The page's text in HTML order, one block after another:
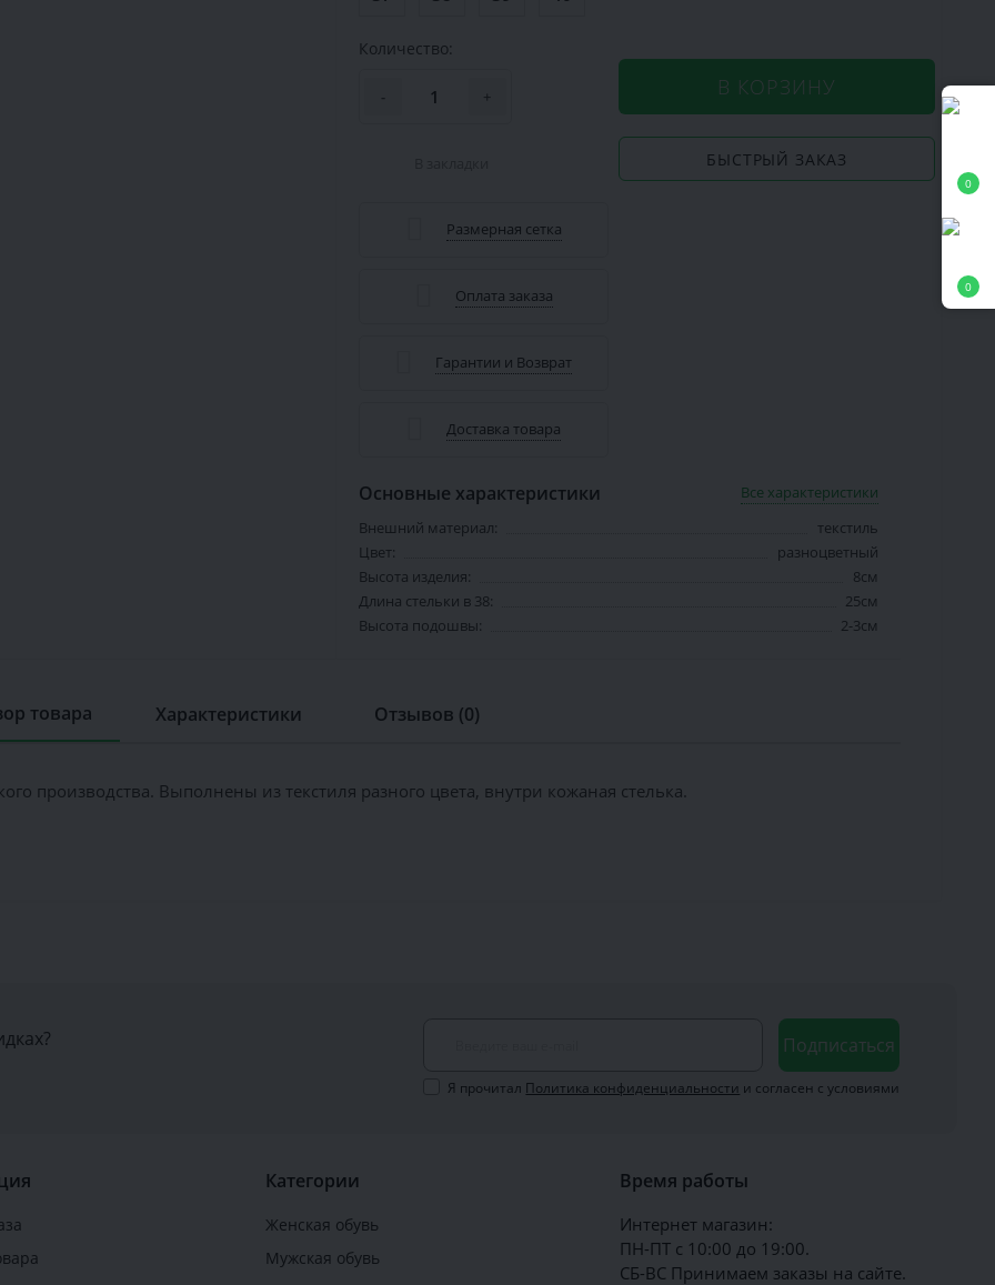
0
0
Количество:
- + В КОРЗИНУ
БЫСТРЫЙ ЗАКАЗ
Размерная сетка
Оплата заказа
Гарантии и Возврат
Доставка товара
Основные характеристики
Все характеристики
Внешний материал:
текстиль
Цвет:
разноцветный
Высота изделия:
8см
Длина стельки в 38:
25см
Высота подошвы:
2-3см
товара Характеристики Отзывов (0)
производства. Выполнены из текстиля разного цвета, внутри кожаная стелька.
Подписаться
Я прочитал Политика конфиденциальности и согласен с условиями
Категории
Женская обувь
Мужская обувь
Время работы
Интернет магазин:
ПН-ПТ с 10:00 до 19:00.
СБ-ВС Принимаем заказы на сайте.